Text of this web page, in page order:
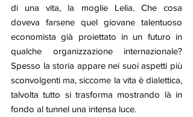
di una vita, la moglie Lelia. Che cosa
doveva farsene quel giovane talentuoso
economista già proiettato in un futuro in
qualche organizzazione internazionale?
Spesso la storia appare nei suoi aspetti più
sconvolgenti ma, siccome la vita è dialettica,
talvolta tutto si trasforma mostrando là in
fondo al tunnel una intensa luce.